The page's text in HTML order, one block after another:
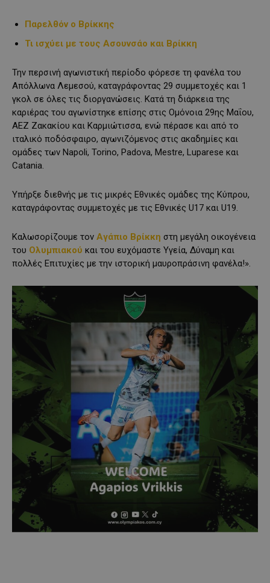
Παρελθόν ο Βρίκκης
Τι ισχύει με τους Ασουνσάο και Βρίκκη
Την περσινή αγωνιστική περίοδο φόρεσε τη φανέλα του
Απόλλωνα Λεμεσού, καταγράφοντας 29 συμμετοχές και 1
γκολ σε όλες τις διοργανώσεις. Κατά τη διάρκεια της
καριέρας του αγωνίστηκε επίσης στις Ομόνοια 29ης Μαΐου,
ΑΕΖ Ζακακίου και Καρμιώτισσα, ενώ πέρασε και από το
ιταλικό ποδόσφαιρο, αγωνιζόμενος στις ακαδημίες και
ομάδες των Napoli, Torino, Padova, Mestre, Luparese και
Catania.
Υπήρξε διεθνής με τις μικρές Εθνικές ομάδες της Κύπρου,
καταγράφοντας συμμετοχές με τις Εθνικές U17 και U19.
Καλωσορίζουμε τον Αγάπιο Βρίκκη στη μεγάλη οικογένεια
του Ολυμπιακού και του ευχόμαστε Υγεία, Δύναμη και
πολλές Επιτυχίες με την ιστορική μαυροπράσινη φανέλα!».